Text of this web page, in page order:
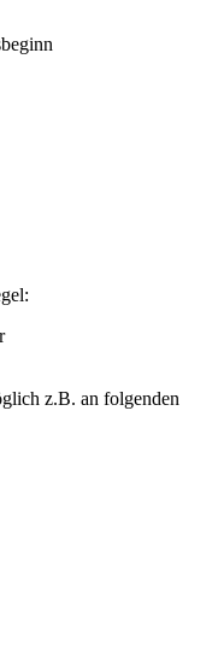
z.B. an folgenden